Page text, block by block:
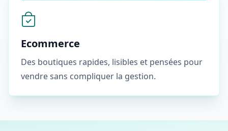
Ecommerce
Des boutiques rapides, lisibles et pensées pour
vendre sans compliquer la gestion.